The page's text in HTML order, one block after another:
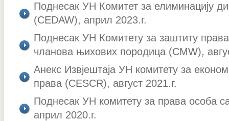
Поднесак УН Комитет за елиминацију
(CEDAW), април 2023.г.
Поднесак УН Комитету за заштиту
чланова њихових породица (CMW),
Анекс Извјештаја УН комитету за
права (CESCR), август 2021.г.
Поднесак УН комитету за права особа
април 2020.г.